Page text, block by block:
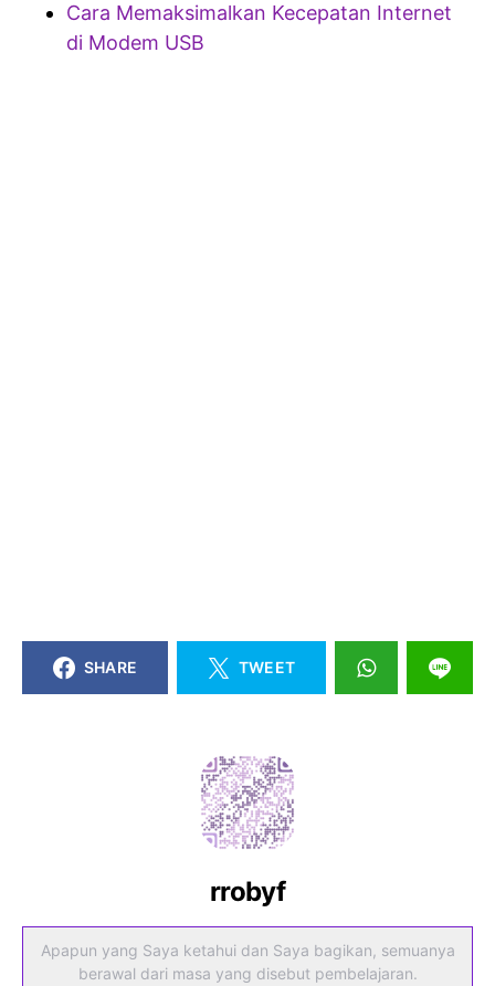
Cara Memaksimalkan Kecepatan Internet
di Modem USB
SHARE TWEET
rrobyf
Apapun yang Saya ketahui dan Saya bagikan, semuanya
berawal dari masa yang disebut pembelajaran.